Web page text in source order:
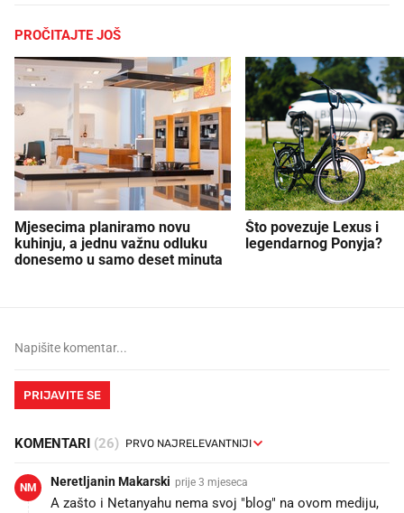
PROČITAJTE JOŠ
Mjesecima planiramo novu
kuhinju, a jednu važnu odluku
donesemo u samo deset minuta
Što povezuje Lexus i
legendarnog Ponyja?
PRIJAVITE SE
KOMENTARI (26)
NM Neretljanin Makarski prije 3 mjeseca
A zašto i Netanyahu nema svoj "blog" na ovom mediju,